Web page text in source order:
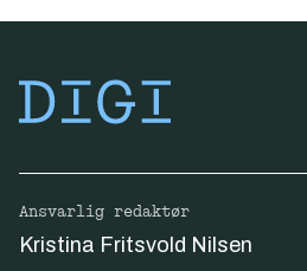
Ansvarlig redaktør
Kristina Fritsvold Nilsen